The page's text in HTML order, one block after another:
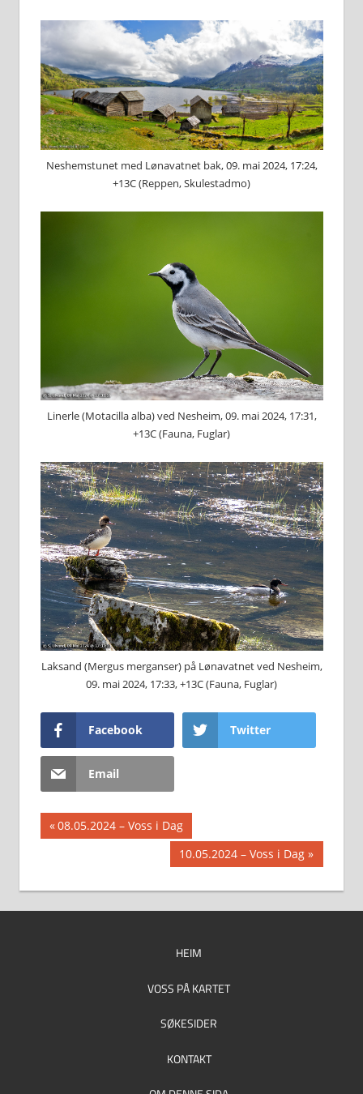
Neshemstunet med Lønavatnet bak, 09. mai 2024, 17:24,
+13C (Reppen, Skulestadmo)
Linerle (Motacilla alba) ved Nesheim, 09. mai 2024, 17:31,
+13C (Fauna, Fuglar)
Laksand (Mergus merganser) på Lønavatnet ved Nesheim,
09. mai 2024, 17:33, +13C (Fauna, Fuglar)
Facebook Twitter
Email
Innleggsnavigasjon
Previous
Post:
08.05.2024 – Voss i Dag
Next
Post:
10.05.2024 – Voss i Dag
HEIM
VOSS PÅ KARTET
SØKESIDER
KONTAKT